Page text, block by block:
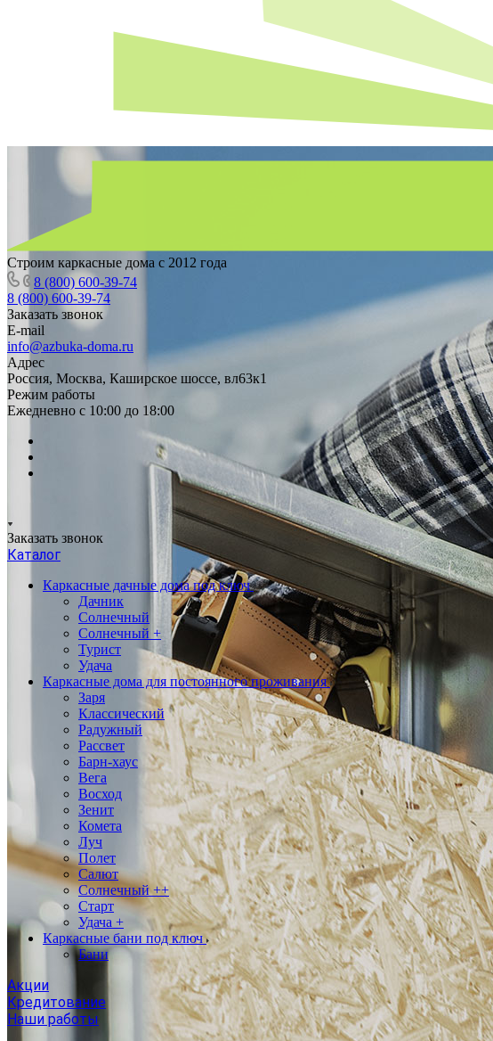
Строим каркасные дома с 2012 года
8 (800) 600-39-74
8 (800) 600-39-74
Заказать звонок
E-mail
info@azbuka-doma.ru
Адрес
Россия, Москва, Каширское шоссе, вл63к1
Режим работы
Ежедневно с 10:00 до 18:00
Заказать звонок
Каталог
Каркасные дачные дома под ключ
Дачник
Солнечный
Солнечный +
Турист
Удача
Каркасные дома для постоянного проживания
Заря
Классический
Радужный
Рассвет
Барн-хаус
Вега
Восход
Зенит
Комета
Луч
Полет
Салют
Солнечный ++
Старт
Удача +
Каркасные бани под ключ
Бани
Акции
Кредитование
Наши работы